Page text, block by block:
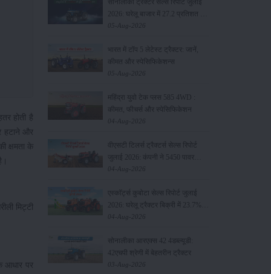
होती है
हटाने और
क्षमता के
मिट्टी
आधार पर
2026: घरेलू बाजार में 27.2 प्रतिशत की
वृद्धि, 11442 ट्रैक्टर बेचे
05-Aug-2026
भारत में टॉप 5 लेटेस्ट ट्रैक्टर: जानें,
कीमत और स्पेसिफिकेशन्स
05-Aug-2026
महिंद्रा युवो टेक प्लस 585 4WD :
कीमत, फीचर्स और स्पेसिफिकेशन
04-Aug-2026
वीएसटी टिलर्स ट्रैक्टर्स सेल्स रिपोर्ट
जुलाई 2026: कंपनी ने 5450 पावर
टिलर और 403 ट्रैक्टर बेचे
04-Aug-2026
एस्कॉर्ट्स कुबोटा सेल्स रिपोर्ट जुलाई
2026: घरेलू ट्रैक्टर बिक्री में 23.7%
की वृद्धि, 8194 ट्रैक्टर बेचे
04-Aug-2026
सोनालीका आरएक्स 42 4डब्ल्यूडी:
42एचपी श्रेणी में बेहतरीन ट्रैक्टर
03-Aug-2026